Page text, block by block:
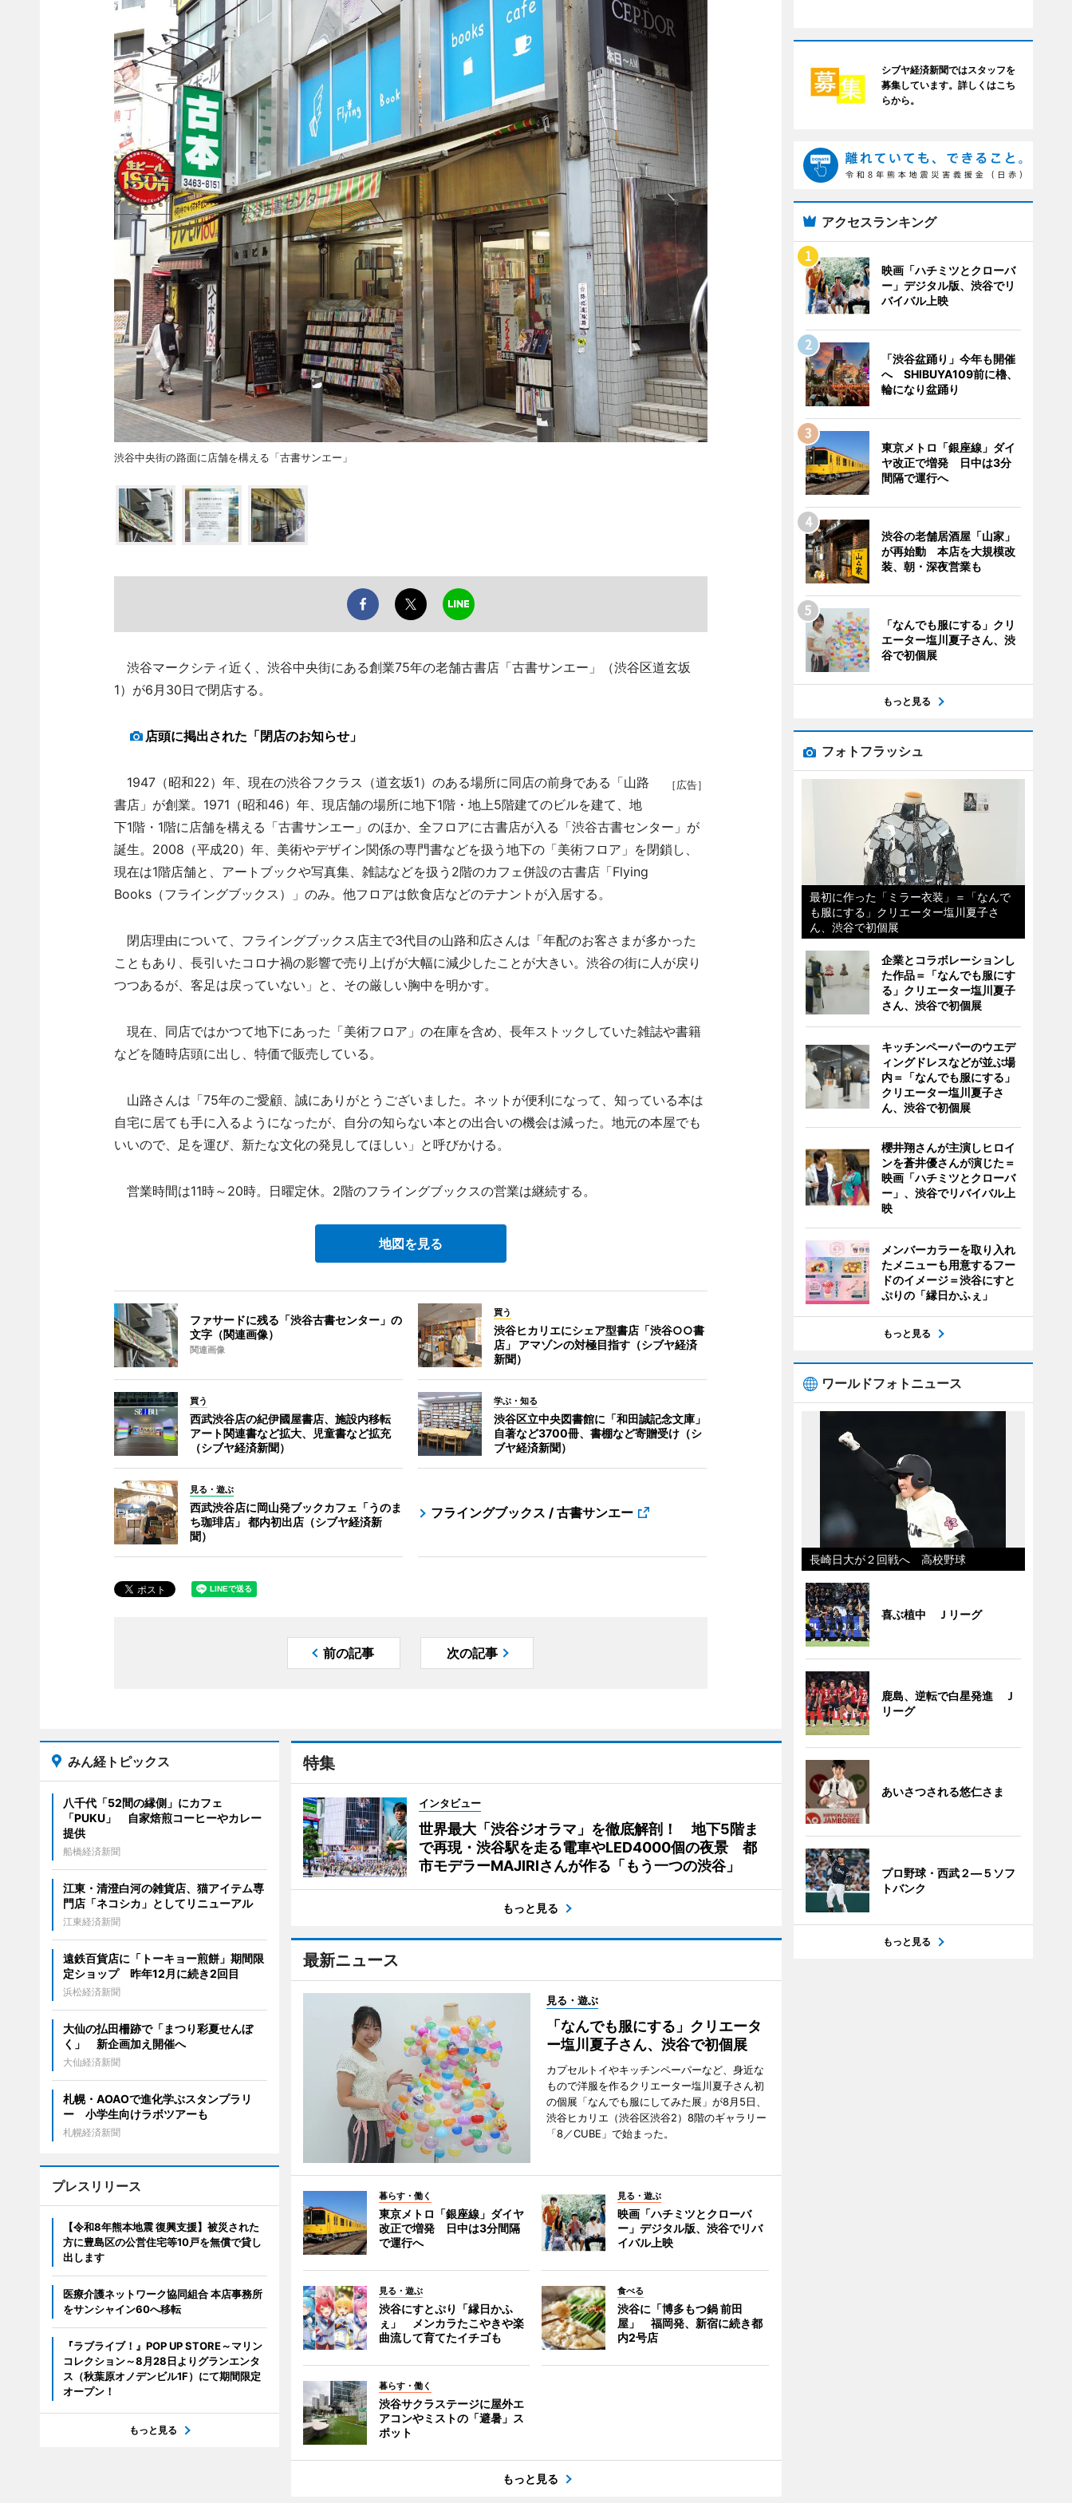
渋谷中央街の路面に店舗を構える「古書サンエー」
渋谷マークシティ近く、渋谷中央街にある創業75年の老舗古書店「古書サンエー」（渋谷区道玄坂
1）が6月30日で閉店する。
店頭に掲出された「閉店のお知らせ」
［広告］
1947（昭和22）年、現在の渋谷フクラス（道玄坂1）のある場所に同店の前身である「山路
書店」が創業。1971（昭和46）年、現店舗の場所に地下1階・地上5階建てのビルを建て、地
下1階・1階に店舗を構える「古書サンエー」のほか、全フロアに古書店が入る「渋谷古書センター」が
誕生。2008（平成20）年、美術やデザイン関係の専門書などを扱う地下の「美術フロア」を閉鎖し、
現在は1階店舗と、アートブックや写真集、雑誌などを扱う2階のカフェ併設の古書店「Flying
Books（フライングブックス）」のみ。他フロアは飲食店などのテナントが入居する。
閉店理由について、フライングブックス店主で3代目の山路和広さんは「年配のお客さまが多かった
こともあり、長引いたコロナ禍の影響で売り上げが大幅に減少したことが大きい。渋谷の街に人が戻り
つつあるが、客足は戻っていない」と、その厳しい胸中を明かす。
現在、同店ではかつて地下にあった「美術フロア」の在庫を含め、長年ストックしていた雑誌や書籍
などを随時店頭に出し、特価で販売している。
山路さんは「75年のご愛顧、誠にありがとうございました。ネットが便利になって、知っている本は
自宅に居ても手に入るようになったが、自分の知らない本との出合いの機会は減った。地元の本屋でも
いいので、足を運び、新たな文化の発見してほしい」と呼びかける。
営業時間は11時～20時。日曜定休。2階のフライングブックスの営業は継続する。
地図を見る
ファサードに残る「渋谷古書センター」の
文字（関連画像）
関連画像
買う
渋谷ヒカリエにシェア型書店「渋谷○○書
店」 アマゾンの対極目指す（シブヤ経済
新聞）
買う
西武渋谷店の紀伊國屋書店、施設内移転
アート関連書など拡大、児童書など拡充
（シブヤ経済新聞）
学ぶ・知る
渋谷区立中央図書館に「和田誠記念文庫」
自著など3700冊、書棚など寄贈受け（シ
ブヤ経済新聞）
見る・遊ぶ
西武渋谷店に岡山発ブックカフェ「うのま
ち珈琲店」 都内初出店（シブヤ経済新
聞）
フライングブックス / 古書サンエー
前の記事 次の記事
特集
インタビュー
世界最大「渋谷ジオラマ」を徹底解剖！ 地下5階ま
で再現・渋谷駅を走る電車やLED4000個の夜景 都
市モデラーMAJIRIさんが作る「もう一つの渋谷」
もっと見る
最新ニュース
見る・遊ぶ
「なんでも服にする」クリエータ
ー塩川夏子さん、渋谷で初個展
カプセルトイやキッチンペーパーなど、身近な
もので洋服を作るクリエーター塩川夏子さん初
の個展「なんでも服にしてみた展」が8月5日、
渋谷ヒカリエ（渋谷区渋谷2）8階のギャラリー
「8／CUBE」で始まった。
暮らす・働く
東京メトロ「銀座線」ダイヤ
改正で増発 日中は3分間隔
で運行へ
見る・遊ぶ
映画「ハチミツとクローバ
ー」デジタル版、渋谷でリバ
イバル上映
見る・遊ぶ
渋谷にすとぷり「縁日かふ
ぇ」 メンカラたこやきや楽
曲流して育てたイチゴも
食べる
渋谷に「博多もつ鍋 前田
屋」 福岡発、新宿に続き都
内2号店
暮らす・働く
渋谷サクラステージに屋外エ
アコンやミストの「避暑」ス
ポット
もっと見る
みん経トピックス
八千代「52間の縁側」にカフェ
「PUKU」 自家焙煎コーヒーやカレー
提供
船橋経済新聞
江東・清澄白河の雑貨店、猫アイテム専
門店「ネコシカ」としてリニューアル
江東経済新聞
遠鉄百貨店に「トーキョー煎餅」期間限
定ショップ 昨年12月に続き2回目
浜松経済新聞
大仙の払田柵跡で「まつり彩夏せんぼ
く」 新企画加え開催へ
大仙経済新聞
札幌・AOAOで進化学ぶスタンプラリ
ー 小学生向けラボツアーも
札幌経済新聞
プレスリリース
【令和8年熊本地震 復興支援】被災された
方に豊島区の公営住宅等10戸を無償で貸し
出します
医療介護ネットワーク協同組合 本店事務所
をサンシャイン60へ移転
『ラブライブ！』POP UP STORE～マリン
コレクション～8月28日よりグランエンタ
ス（秋葉原オノデンビル1F）にて期間限定
オープン！
もっと見る
シブヤ経済新聞ではスタッフを
募集しています。詳しくはこち
らから。
アクセスランキング
映画「ハチミツとクローバ
ー」デジタル版、渋谷でリ
バイバル上映
「渋谷盆踊り」今年も開催
へ SHIBUYA109前に櫓、
輪になり盆踊り
東京メトロ「銀座線」ダイ
ヤ改正で増発 日中は3分
間隔で運行へ
渋谷の老舗居酒屋「山家」
が再始動 本店を大規模改
装、朝・深夜営業も
「なんでも服にする」クリ
エーター塩川夏子さん、渋
谷で初個展
もっと見る
フォトフラッシュ
最初に作った「ミラー衣装」＝「なんで
も服にする」クリエーター塩川夏子さ
ん、渋谷で初個展
企業とコラボレーションし
た作品＝「なんでも服にす
る」クリエーター塩川夏子
さん、渋谷で初個展
キッチンペーパーのウエデ
ィングドレスなどが並ぶ場
内＝「なんでも服にする」
クリエーター塩川夏子さ
ん、渋谷で初個展
櫻井翔さんが主演しヒロイ
ンを蒼井優さんが演じた＝
映画「ハチミツとクローバ
ー」、渋谷でリバイバル上
映
メンバーカラーを取り入れ
たメニューも用意するフー
ドのイメージ＝渋谷にすと
ぷりの「縁日かふぇ」
もっと見る
ワールドフォトニュース
長崎日大が２回戦へ 高校野球
喜ぶ植中 Ｊリーグ
鹿島、逆転で白星発進 Ｊ
リーグ
あいさつされる悠仁さま
プロ野球・西武２―５ソフ
トバンク
もっと見る